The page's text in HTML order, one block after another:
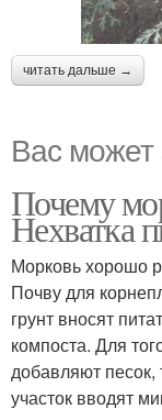
читать дальше →
Вас может
Почему
Нехватка
Морковь хорошо
Почву для
грунт вносят
компоста. Для
добавляют
участок вводят